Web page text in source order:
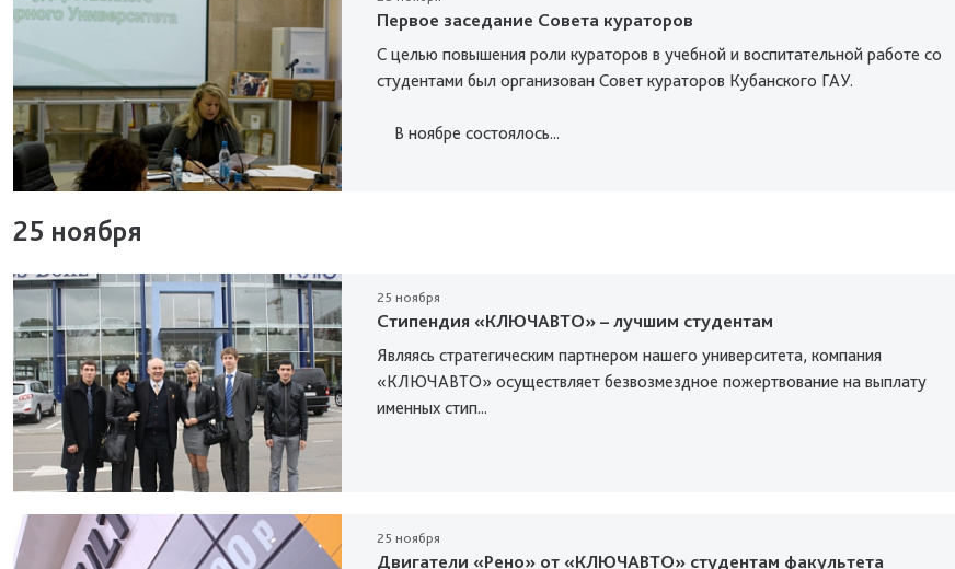
Первое заседание Совета кураторов
С целью повышения роли кураторов в учебной и воспитательной работе со
студентами был организован Совет кураторов Кубанского ГАУ.
В ноябре состоялось...
25 ноября
25 ноября
Стипендия «КЛЮЧАВТО» – лучшим студентам
Являясь стратегическим партнером нашего университета, компания
«КЛЮЧАВТО» осуществляет безвозмездное пожертвование на выплату
именных стип...
25 ноября
Двигатели «Рено» от «КЛЮЧАВТО» студентам факультета